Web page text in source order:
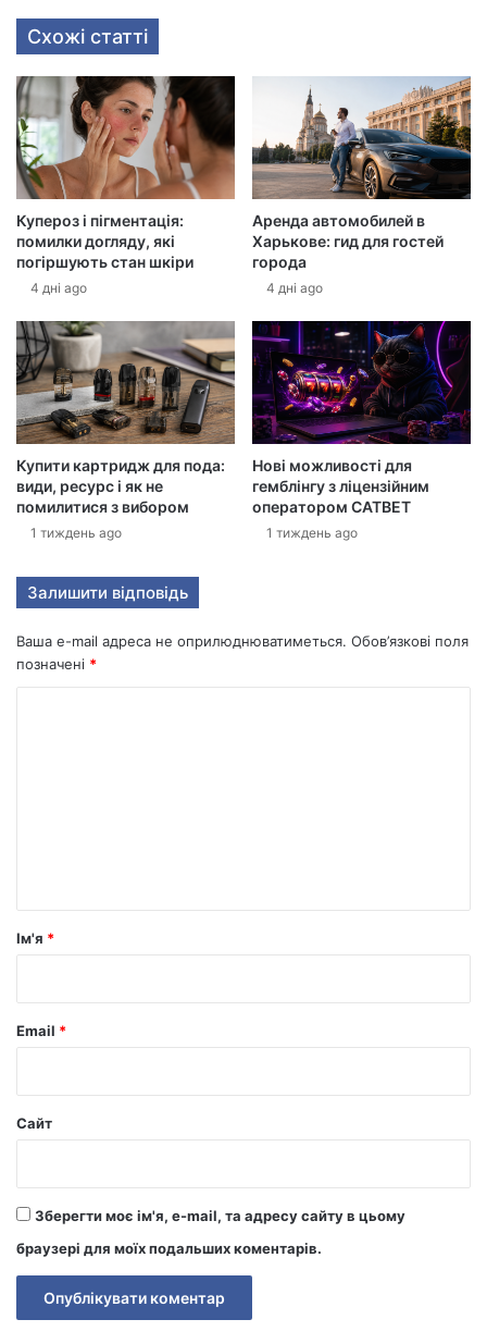
ь
в
ш
е
л
е
к
т
р
о
н
у
а
д
р
е
у
Схожі статті
Купероз і пігментація:
помилки догляду, які
погіршують стан шкіри
4 дні ago
Аренда автомобилей в
Харькове: гид для гостей
города
4 дні ago
Купити картридж для пода:
види, ресурс і як не
помилитися з вибором
1 тиждень ago
Нові можливості для
гемблінгу з ліцензійним
оператором CATBET
1 тиждень ago
Залишити відповідь
Ваша e-mail адреса не оприлюднюватиметься. Обов’язкові поля
позначені *
р
Ім'я *
Email *
Сайт
Зберегти моє ім'я, e-mail, та адресу сайту в цьому
браузері для моїх подальших коментарів.